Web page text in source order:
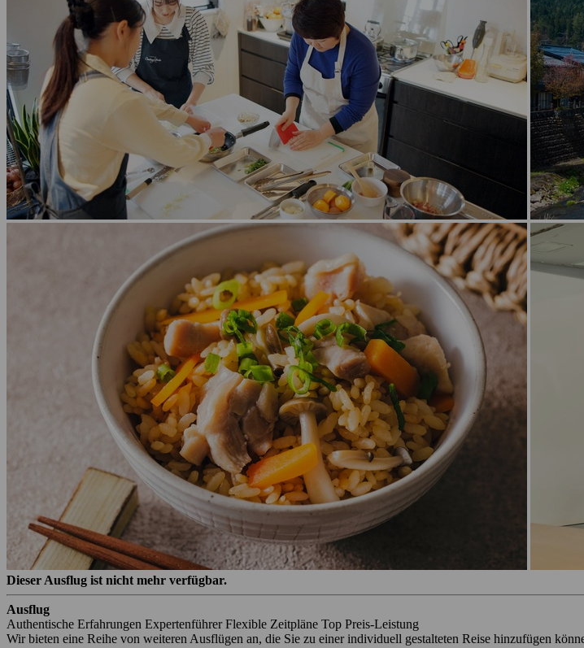
Dieser Ausflug ist nicht mehr verfügbar.
Ausflug
Authentische Erfahrungen Expertenführer Flexible Zeitpläne Top Preis-Leistung
Wir bieten eine Reihe von weiteren Ausflügen an, die Sie zu einer individuell gestalteten Reise hinzufügen